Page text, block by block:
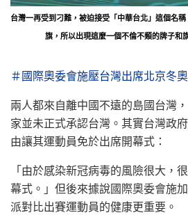
台灣一再受到刁難，被迫接受「中華台北」這個名
旗，所以出現這麼一個不倫不類的牌子和
＃國際奧委會施壓台灣出席北京冬
兩人都來自離中國不遠的島國台灣
家並未正式承認台灣。其實台灣政
由讓其運動員免於出席開幕式：
「由於感染新冠病毒的風險很大，
幕式。」但後來據說國際奧委會施
派對比出賽運動員的健康更重要。